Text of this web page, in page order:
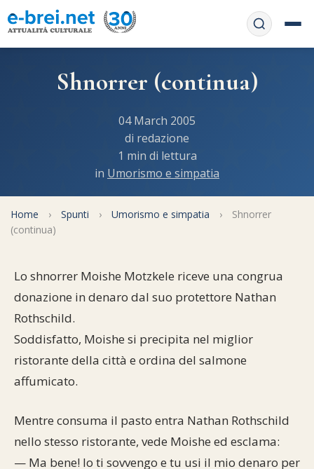
APP web
Informativa Privacy
Libri di preghiera
Regole di Halachà
La tradizione orale
Filosofia e Pensiero
Documenti storici
Servizi on-
line
Orari di Shabbat
Convertitore di date
F.A.Q.
Cucina tipica
Perle dal Talmud
10 comandamenti
Approfondimenti
Cultura e società
Personaggi celebri
Partecipa Comunità ebraiche
Parliamone
Shnorrer (continua)
04 March 2005
di redazione
1 min di lettura
in Umorismo e simpatia
Home › Spunti › Umorismo e simpatia ›
Shnorrer
(continua)
Lo shnorrer Moishe Motzkele riceve una congrua
donazione in denaro dal suo protettore Nathan
Rothschild.
Soddisfatto, Moishe si precipita nel miglior
ristorante della città e ordina del salmone
affumicato.
Mentre consuma il pasto entra Nathan Rothschild
nello stesso ristorante, vede Moishe ed esclama:
— Ma bene! Io ti sovvengo e tu usi il mio denaro per